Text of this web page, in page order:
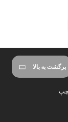
برگشت به بالا